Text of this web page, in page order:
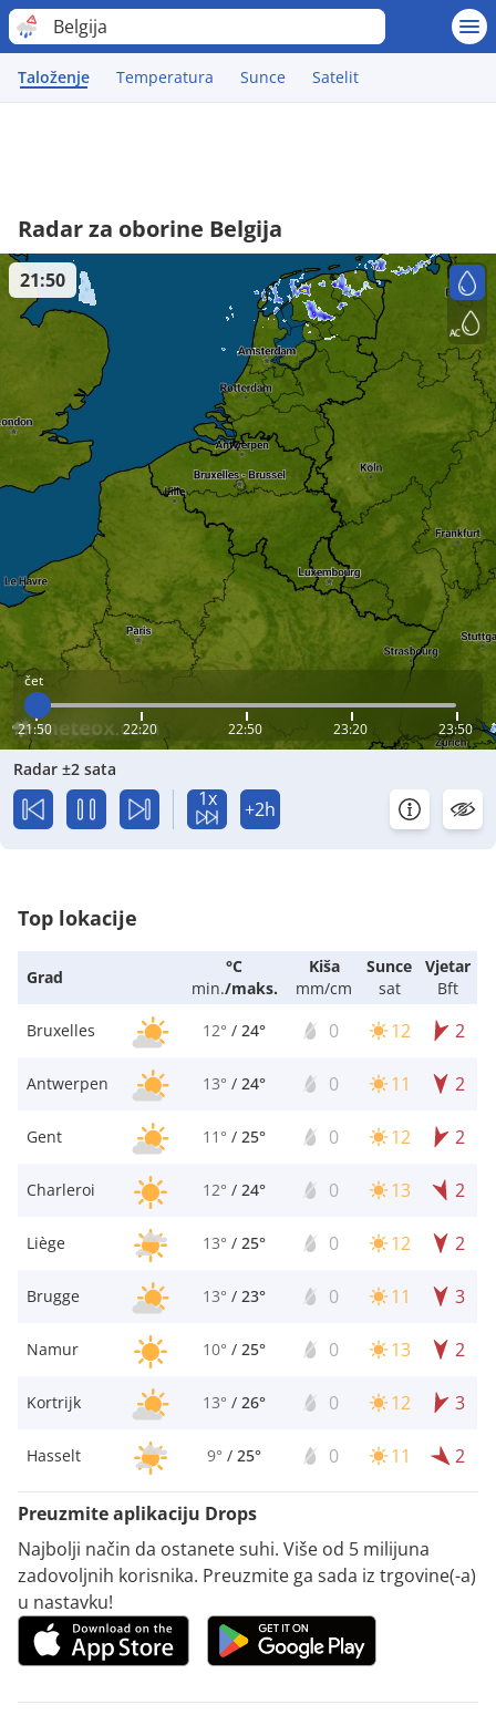
Belgija
Taloženje Temperatura Sunce Satelit
Radar za oborine Belgija
čet
21:50 22:20 22:50 23:20 23:50
21:50
Radar ±2 sata
1x +2h
Top lokacije
Grad
°C
min./maks.
Kiša
mm/cm
Sunce
sat
Vjetar
Bft
Bruxelles
12° / 24° 0 12 2
Antwerpen 13° / 24° 0 11 2
Gent 11° / 25° 0 12 2
Charleroi 12° / 24° 0 13 2
Liège 13° / 25° 0 12 2
Brugge 13° / 23° 0 11 3
Namur 10° / 25° 0 13 2
Kortrijk 13° / 26° 0 12 3
Hasselt 9° / 25° 0 11 2
Preuzmite aplikaciju Drops
Najbolji način da ostanete suhi. Više od 5 milijuna
zadovoljnih korisnika. Preuzmite ga sada iz trgovine(-a)
u nastavku!